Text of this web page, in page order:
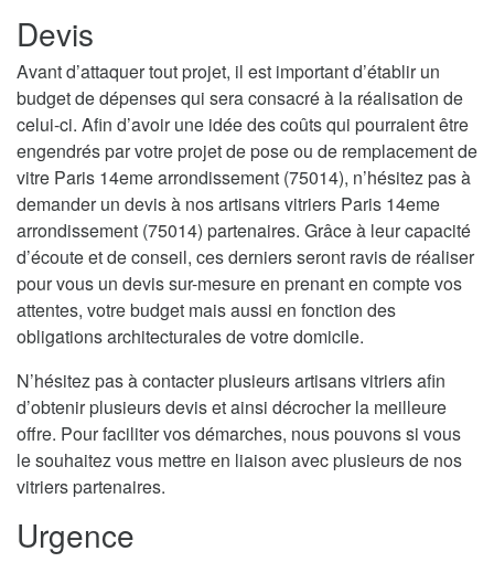
Devis
Avant d’attaquer tout projet, il est important d’établir un
budget de dépenses qui sera consacré à la réalisation de
celui-ci. Afin d’avoir une idée des coûts qui pourraient être
engendrés par votre projet de pose ou de remplacement de
vitre Paris 14eme arrondissement (75014), n’hésitez pas à
demander un devis à nos artisans vitriers Paris 14eme
arrondissement (75014) partenaires. Grâce à leur capacité
d’écoute et de conseil, ces derniers seront ravis de réaliser
pour vous un devis sur-mesure en prenant en compte vos
attentes, votre budget mais aussi en fonction des
obligations architecturales de votre domicile.
N’hésitez pas à contacter plusieurs artisans vitriers afin
d’obtenir plusieurs devis et ainsi décrocher la meilleure
offre. Pour faciliter vos démarches, nous pouvons si vous
le souhaitez vous mettre en liaison avec plusieurs de nos
vitriers partenaires.
Urgence